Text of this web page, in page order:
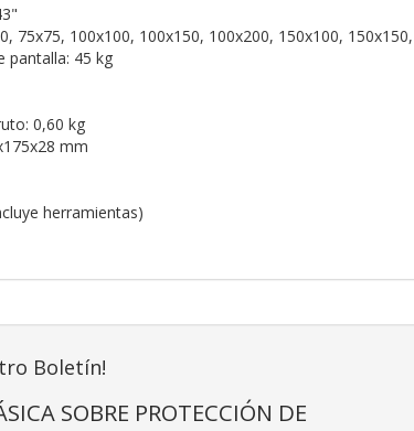
75x75, 100x100, 100x150, 100x200, 150x100,
pantalla: 45 kg
0,60 kg
mm
herramientas)
Boletín!
SOBRE PROTECCIÓN DE